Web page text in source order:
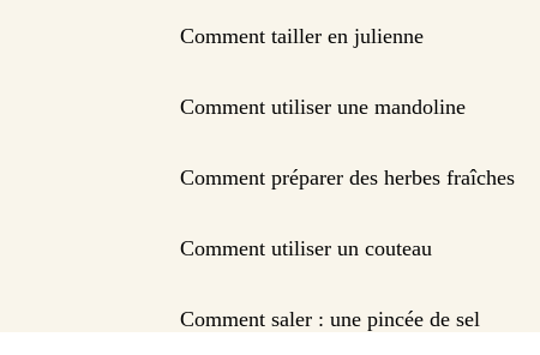
Comment tailler en julienne
Comment utiliser une mandoline
Comment préparer des herbes fraîches
Comment utiliser un couteau
Comment saler : une pincée de sel